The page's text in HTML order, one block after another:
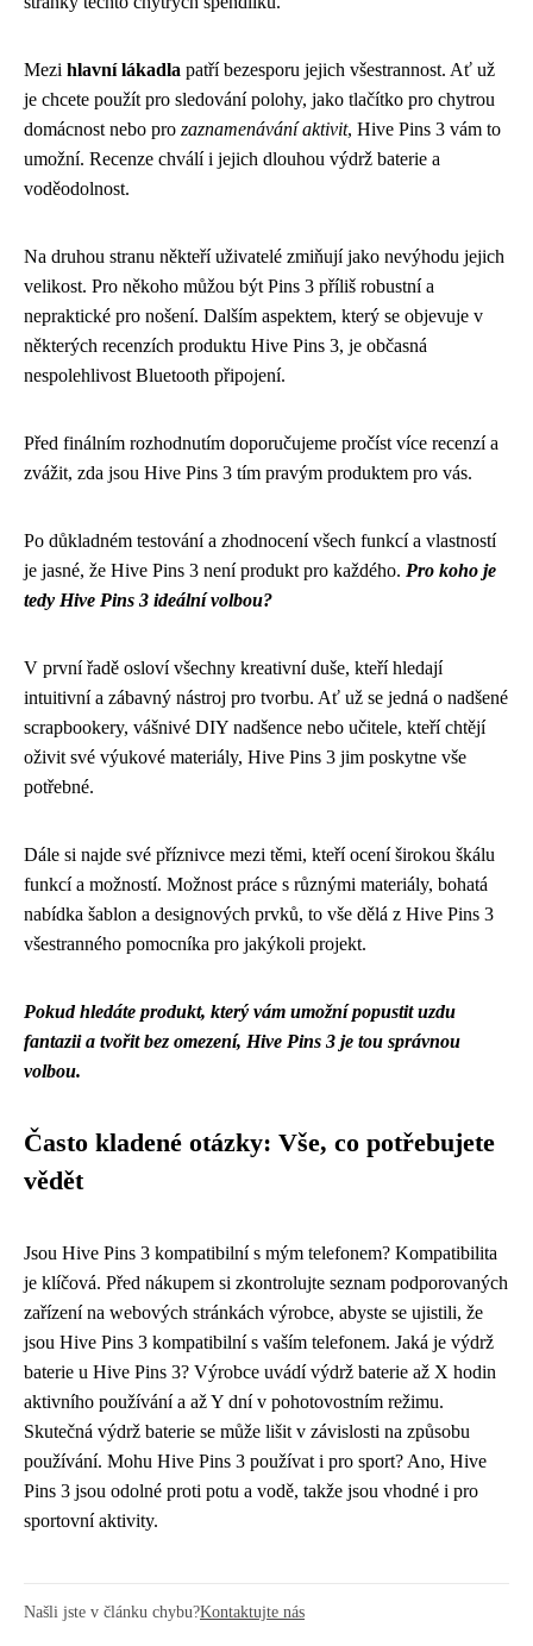
Mezi hlavní lákadla patří bezesporu jejich všestrannost. Ať už
je chcete použít pro sledování polohy, jako tlačítko pro chytrou
domácnost nebo pro zaznamenávání aktivit, Hive Pins 3 vám to
umožní. Recenze chválí i jejich dlouhou výdrž baterie a
voděodolnost.
Na druhou stranu někteří uživatelé zmiňují jako nevýhodu jejich
velikost. Pro někoho můžou být Pins 3 příliš robustní a
nepraktické pro nošení. Dalším aspektem, který se objevuje v
některých recenzích produktu Hive Pins 3, je občasná
nespolehlivost Bluetooth připojení.
Před finálním rozhodnutím doporučujeme pročíst více recenzí a
zvážit, zda jsou Hive Pins 3 tím pravým produktem pro vás.
Po důkladném testování a zhodnocení všech funkcí a vlastností
je jasné, že Hive Pins 3 není produkt pro každého. Pro koho je
tedy Hive Pins 3 ideální volbou?
V první řadě osloví všechny kreativní duše, kteří hledají
intuitivní a zábavný nástroj pro tvorbu. Ať už se jedná o nadšené
scrapbookery, vášnivé DIY nadšence nebo učitele, kteří chtějí
oživit své výukové materiály, Hive Pins 3 jim poskytne vše
potřebné.
Dále si najde své příznivce mezi těmi, kteří ocení širokou škálu
funkcí a možností. Možnost práce s různými materiály, bohatá
nabídka šablon a designových prvků, to vše dělá z Hive Pins 3
všestranného pomocníka pro jakýkoli projekt.
Pokud hledáte produkt, který vám umožní popustit uzdu
fantazii a tvořit bez omezení, Hive Pins 3 je tou správnou
volbou.
Často kladené otázky: Vše, co potřebujete
vědět
Jsou Hive Pins 3 kompatibilní s mým telefonem? Kompatibilita
je klíčová. Před nákupem si zkontrolujte seznam podporovaných
zařízení na webových stránkách výrobce, abyste se ujistili, že
jsou Hive Pins 3 kompatibilní s vaším telefonem. Jaká je výdrž
baterie u Hive Pins 3? Výrobce uvádí výdrž baterie až X hodin
aktivního používání a až Y dní v pohotovostním režimu.
Skutečná výdrž baterie se může lišit v závislosti na způsobu
používání. Mohu Hive Pins 3 používat i pro sport? Ano, Hive
Pins 3 jsou odolné proti potu a vodě, takže jsou vhodné i pro
sportovní aktivity.
Našli jste v článku chybu?Kontaktujte nás